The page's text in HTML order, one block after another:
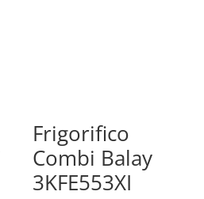
Frigorifico
Combi Balay
3KFE553XI